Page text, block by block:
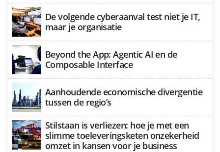
De volgende cyberaanval test niet je IT,
maar je organisatie
Beyond the App: Agentic AI en de
Composable Interface
Aanhoudende economische divergentie
tussen de regio’s
Stilstaan is verliezen: hoe je met een
slimme toeleveringsketen onzekerheid
omzet in kansen voor je business